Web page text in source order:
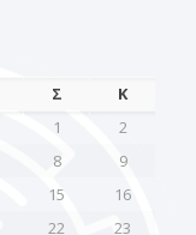
Σ
Κ
1
2
8
9
15
16
22 23